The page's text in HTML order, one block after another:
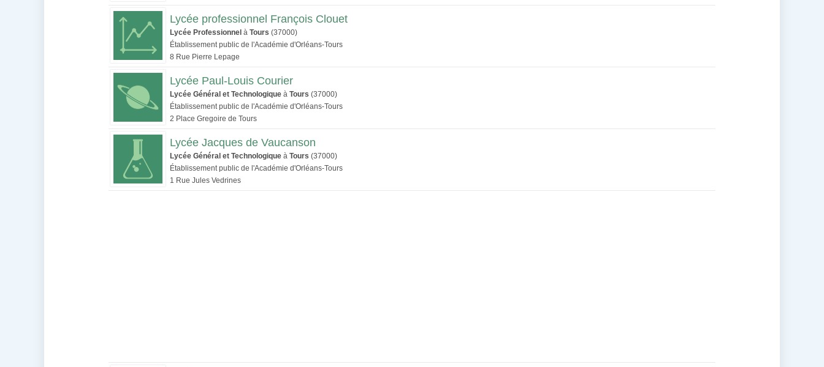
Lycée professionnel François Clouet
Lycée Professionnel à Tours (37000)
Établissement public de l'Académie d'Orléans-Tours
8 Rue Pierre Lepage
Lycée Paul-Louis Courier
Lycée Général et Technologique à Tours (37000)
Établissement public de l'Académie d'Orléans-Tours
2 Place Gregoire de Tours
Lycée Jacques de Vaucanson
Lycée Général et Technologique à Tours (37000)
Établissement public de l'Académie d'Orléans-Tours
1 Rue Jules Vedrines